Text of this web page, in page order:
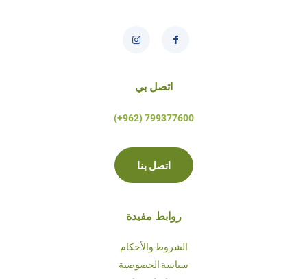
اتصل بي
799377600 (962+)
اتصل بنا
روابط مفيدة
الشروط والأحكام
سياسة الخصوصية